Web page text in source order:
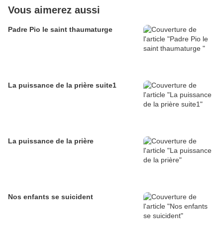
Vous aimerez aussi
Padre Pio le saint thaumaturge
La puissance de la prière suite1
La puissance de la prière
Nos enfants se suicident